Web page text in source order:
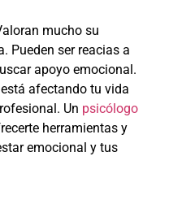
mucho su
Pueden ser reacias a
apoyo emocional.
afectando tu vida
Un psicólogo
herramientas y
emocional y tus